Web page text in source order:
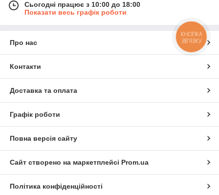
Сьогодні працює з 10:00 до 18:00
Показати весь графік роботи
Про нас
Контакти
Доставка та оплата
Графік роботи
Повна версія сайту
Сайт створено на маркетплейсі Prom.ua
Політика конфіденційності
КНОПКА
ЗВ'ЯЗКУ